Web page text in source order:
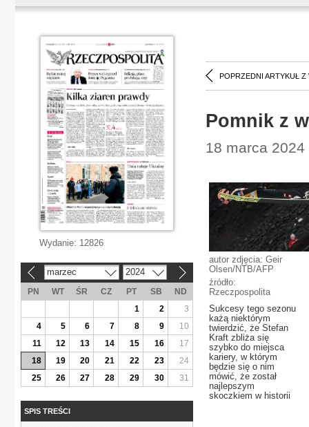
POPRZEDNI ARTYKUŁ Z
Pomnik z
18 marca
autor zdjęcia: Geir
Olsen/NTB/AFP
źródło:
Rzeczpospolita
Sukcesy tego sezonu
każą niektórym
twierdzić, że Stefan
Kraft zbliża się
szybko do miejsca
kariery, w którym
będzie się o nim
mówić, że został
najlepszym
skoczkiem w historii
Wydanie: 12826
marzec 2024
PN WT ŚR CZ PT SB
ND
1
2
3
4
5 6 7 8 9
10
11
12 13 14 15 16
17
18
19 20 21 22 23
24
25
26 27 28 29 30 31
SPIS TREŚCI